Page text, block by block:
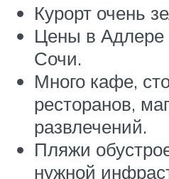
Курорт очень
Цены в Адлере
Сочи.
Много кафе,
ресторанов,
развлечений.
Пляжи
нужной